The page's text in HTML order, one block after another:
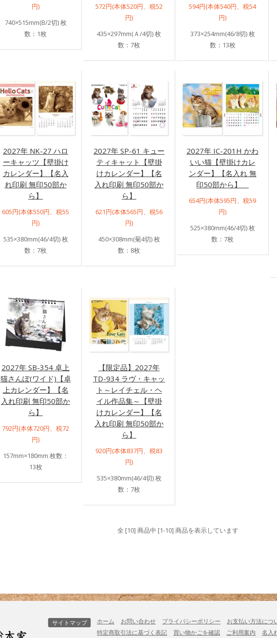
円)
740×515mm(B/2切) 枚
数：1枚
572円(本体520円、税52
円)
435×297mm(Ａ/4切) 枚
数：7枚
594円(本体540円、税54
円)
373×254mm(46/8切) 枚
数：13枚
2027年 NK-27 ハロ
ーキャッツ【壁掛け
カレンダー】【名入
れ印刷 無印50部か
ら】
605円(本体550円、税55
円)
535×380mm(46/4切) 枚
数：7枚
2027年 SP-61 キュー
ティキャット【壁掛
けカレンダー】【名
入れ印刷 無印50部か
ら】
621円(本体565円、税56
円)
450×308mm(菊4切) 枚
数：8枚
2027年 IC-201H かわ
いい猫【壁掛けカレ
ンダー】【名入れ 無
印50部から】
654円(本体595円、税59
円)
525×380mm(46/4切) 枚
数：7枚
2027年 SB-354 卓上
猫さんぽ(ワイド)【卓
上カレンダー】【名
入れ印刷 無印50部か
ら】
792円(本体720円、税72
円)
157mm×180mm 枚数：
13枚
【限定品】2027年
TD-934 ラヴ・キャッ
ト～レイチェル・ヘ
イル作品集～【壁掛
けカレンダー】【名
入れ印刷 無印50部か
ら】
920円(本体837円、税83
円)
535×380mm(46/4切) 枚
数：7枚
全 [10] 商品中 [1-10] 商品を表示しています
サイトマップ ホーム お問い合わせ プライバシーポリシー お支払い方法につ
特定商取引法に基づく表記
買い物かごを確認 ご利用案内 名入